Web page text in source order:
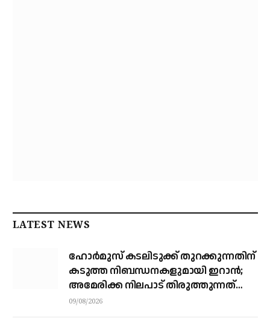
LATEST NEWS
ഹോര്‍മുസ് കടലിടുക്ക് തുറക്കുന്നതിന്
കടുത്ത നിബന്ധനകളുമായി ഇറാന്‍;
അമേരിക്ക നിലപാട് തിരുത്തുന്നത്
വരെ തുറക്കില്ലെന്ന് കൗണ്‍സില്‍
09/08/2026